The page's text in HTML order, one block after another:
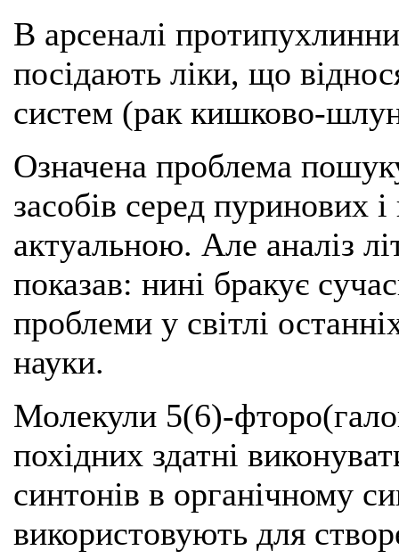
В арсеналі
посідають ліки, що
систем (рак кишково-
Означена проблема
засобів серед пуринових
актуальною. Але аналіз
показав: нині бракує
проблеми у світлі
науки.
Молекули 5(6)-
похідних здатні
синтонів в органічному
використовують для